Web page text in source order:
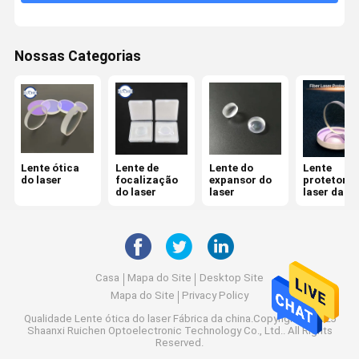
Cristais de KTP
Seletor de frequências ótico
Combinador do feixe
Espelho da cunha
Nossas Categorias
Lente ótica
do laser
Lente de
focalização
do laser
Lente do
expansor do
laser
Lente
protetora
laser da
Casa Mapa do Site
Desktop Site
Mapa do Site
Privacy Policy
Qualidade Lente ótica do laserFábrica da china.Copyright © 2025
Shaanxi Ruichen Optoelectronic Technology Co., Ltd.. All Rights
Reserved.